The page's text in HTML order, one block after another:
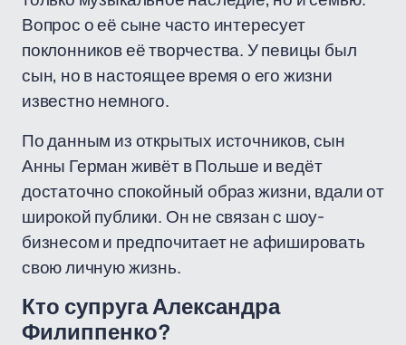
Вопрос о её сыне часто интересует
поклонников её творчества. У певицы был
сын, но в настоящее время о его жизни
известно немного.
По данным из открытых источников, сын
Анны Герман живёт в Польше и ведёт
достаточно спокойный образ жизни, вдали от
широкой публики. Он не связан с шоу-
бизнесом и предпочитает не афишировать
свою личную жизнь.
Кто супруга Александра
Филиппенко?